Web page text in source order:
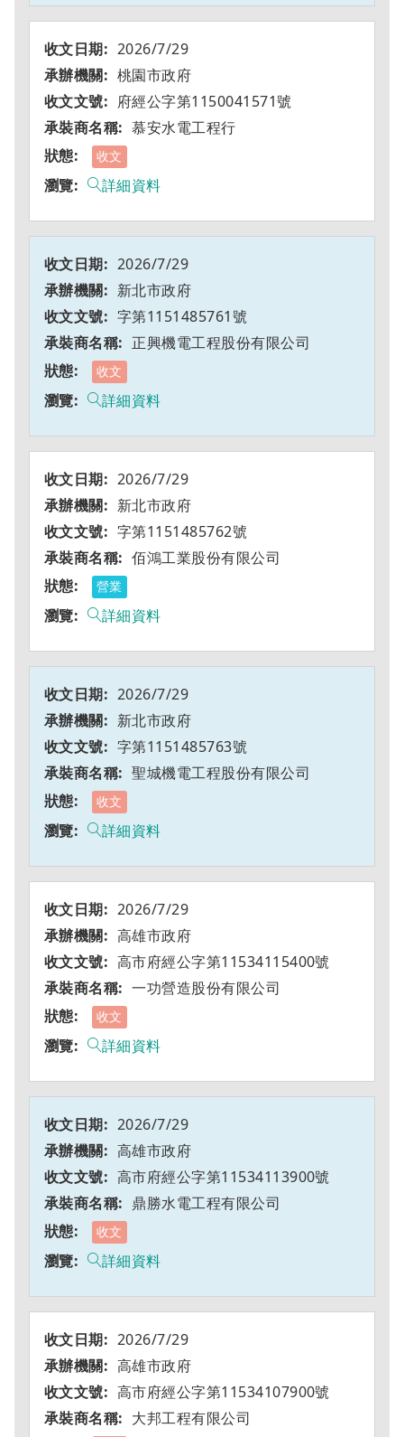
2026/7/29
桃園市政府
府經公字第1150041571號
慕安水電工程行
收文
詳細資料
2026/7/29
新北市政府
字第1151485761號
正興機電工程股份有限公司
收文
詳細資料
2026/7/29
新北市政府
字第1151485762號
佰鴻工業股份有限公司
營業
詳細資料
2026/7/29
新北市政府
字第1151485763號
聖城機電工程股份有限公司
收文
詳細資料
2026/7/29
高雄市政府
高市府經公字第11534115400號
一功營造股份有限公司
收文
詳細資料
2026/7/29
高雄市政府
高市府經公字第11534113900號
鼎勝水電工程有限公司
收文
詳細資料
2026/7/29
高雄市政府
高市府經公字第11534107900號
大邦工程有限公司